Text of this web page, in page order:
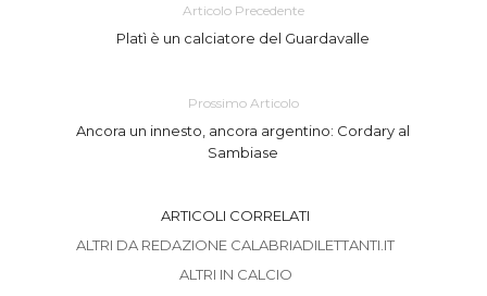
Articolo Precedente
Platì è un calciatore del Guardavalle
Prossimo Articolo
Ancora un innesto, ancora argentino: Cordary al
Sambiase
ARTICOLI CORRELATI
ALTRI DA REDAZIONE CALABRIADILETTANTI.IT
ALTRI IN CALCIO